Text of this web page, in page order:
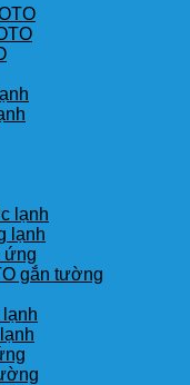
lạnh
lạnh
ứng
gắn tường